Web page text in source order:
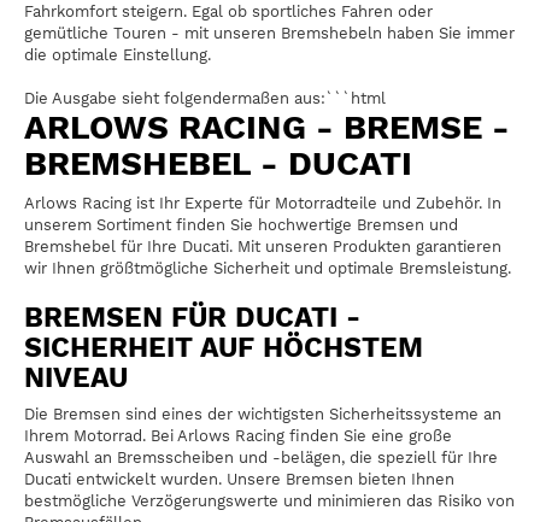
Fahrkomfort steigern. Egal ob sportliches Fahren oder
gemütliche Touren - mit unseren Bremshebeln haben Sie immer
die optimale Einstellung.
Die Ausgabe sieht folgendermaßen aus:```html
ARLOWS RACING - BREMSE -
BREMSHEBEL - DUCATI
Arlows Racing ist Ihr Experte für Motorradteile und Zubehör. In
unserem Sortiment finden Sie hochwertige Bremsen und
Bremshebel für Ihre Ducati. Mit unseren Produkten garantieren
wir Ihnen größtmögliche Sicherheit und optimale Bremsleistung.
BREMSEN FÜR DUCATI -
SICHERHEIT AUF HÖCHSTEM
NIVEAU
Die Bremsen sind eines der wichtigsten Sicherheitssysteme an
Ihrem Motorrad. Bei Arlows Racing finden Sie eine große
Auswahl an Bremsscheiben und -belägen, die speziell für Ihre
Ducati entwickelt wurden. Unsere Bremsen bieten Ihnen
bestmögliche Verzögerungswerte und minimieren das Risiko von